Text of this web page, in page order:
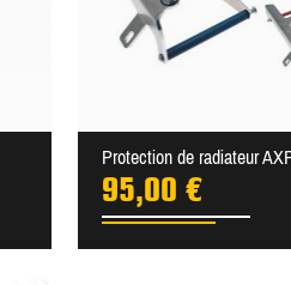
Protection de radiateur
95,00 €